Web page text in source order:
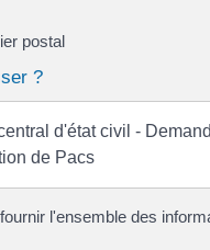
postal
?
d'état civil -
de Pacs
l'ensemble des